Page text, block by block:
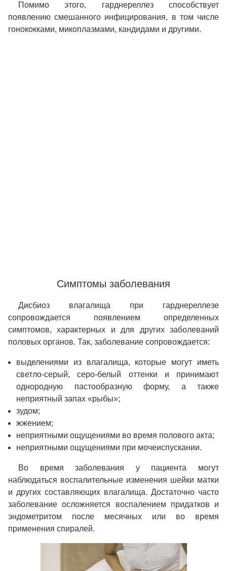
Помимо этого, гарднереллез способствует
появлению смешанного инфицирования, в том числе
гонококками, микоплазмами, кандидами и другими.
Симптомы заболевания
Дисбиоз влагалища при гарднереллезе
сопровождается появлением определенных
симптомов, характерных и для других заболеваний
половых органов. Так, заболевание сопровождается:
выделениями из влагалища, которые могут иметь
светло-серый, серо-белый оттенки и принимают
однородную пастообразную форму, а также
неприятный запах «рыбы»;
зудом;
жжением;
неприятными ощущениями во время полового акта;
неприятными ощущениями при мочеиспускании.
Во время заболевания у пациента могут
наблюдаться воспалительные изменения шейки матки
и других составляющих влагалища. Достаточно часто
заболевание осложняется воспалением придатков и
эндометритом после месячных или во время
применения спиралей.